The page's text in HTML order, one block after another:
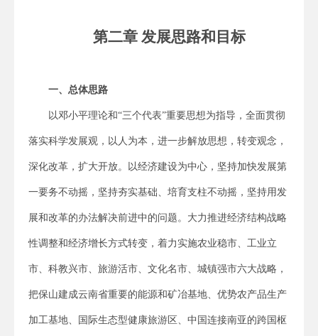
第二章 发展思路和目标
一、总体思路
以邓小平理论和“三个代表”重要思想为指导，全面贯彻
落实科学发展观，以人为本，进一步解放思想，转变观念，
深化改革，扩大开放。以经济建设为中心，坚持加快发展第
一要务不动摇，坚持夯实基础、培育支柱不动摇，坚持用发
展和改革的办法解决前进中的问题。大力推进经济结构战略
性调整和经济增长方式转变，着力实施农业稳市、工业立
市、科教兴市、旅游活市、文化名市、城镇强市六大战略，
把保山建成云南省重要的能源和矿冶基地、优势农产品生产
加工基地、国际生态型健康旅游区、中国连接南亚的跨国枢